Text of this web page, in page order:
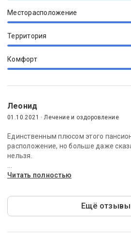
Месторасположение
Территория
Комфорт
Леонид
01.10.2021 · Лечение и оздоровление
Единственным плюсом этого
расположение, но больше даже
нельзя.
...
Читать полностью
Ещё отзывы